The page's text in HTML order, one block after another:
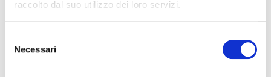
raccolto dal suo utilizzo dei loro servizi.
delNecessari
Le organizzazioni hanno
abitudini. E si aggrapperanno
alle loro abitudini a volte a